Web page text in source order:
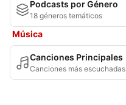
Podcasts por Género
18 géneros temáticos
Música
Canciones Principales
Canciones más escuchadas